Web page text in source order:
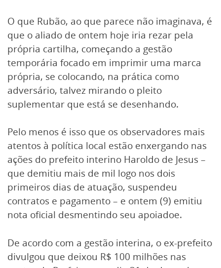
O que Rubão, ao que parece não imaginava, é
que o aliado de ontem hoje iria rezar pela
própria cartilha, começando a gestão
temporária focado em imprimir uma marca
própria, se colocando, na prática como
adversário, talvez mirando o pleito
suplementar que está se desenhando.
Pelo menos é isso que os observadores mais
atentos à política local estão enxergando nas
ações do prefeito interino Haroldo de Jesus –
que demitiu mais de mil logo nos dois
primeiros dias de atuação, suspendeu
contratos e pagamento – e ontem (9) emitiu
nota oficial desmentindo seu apoiadoe.
De acordo com a gestão interina, o ex-prefeito
divulgou que deixou R$ 100 milhões nas